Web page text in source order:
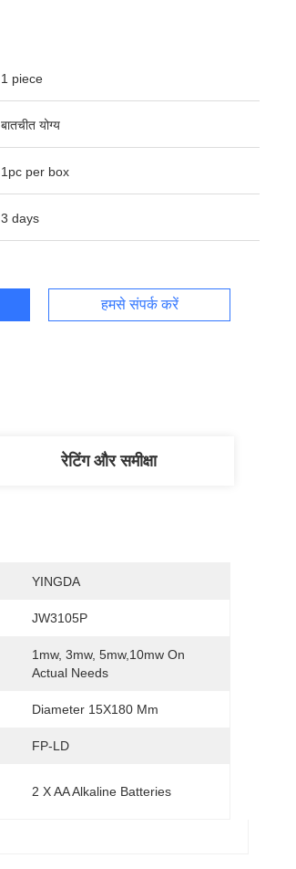
1 piece
बातचीत योग्य
1pc per box
3 days
हमसे संपर्क करें
रेटिंग और समीक्षा
YINGDA
JW3105P
1mw, 3mw, 5mw,10mw On
Actual Needs
Diameter 15X180 Mm
FP-LD
2 X AA Alkaline Batteries